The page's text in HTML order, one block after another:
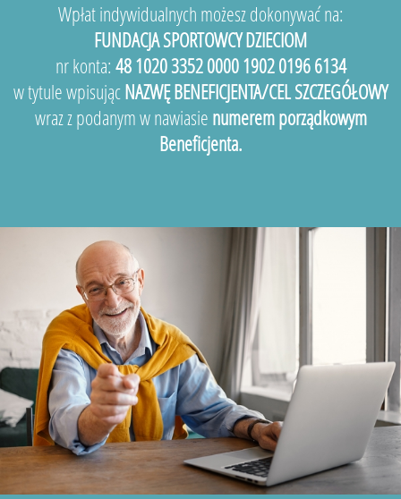
Wpłat indywidualnych możesz dokonywać na:
FUNDACJA SPORTOWCY DZIECIOM
nr konta: 48 1020 3352 0000 1902 0196 6134
w tytule wpisującNAZWĘ BENEFICJENTA/CEL SZCZEGÓŁOWY
wraz z podanym w nawiasie numerem porządkowym
Beneficjenta.